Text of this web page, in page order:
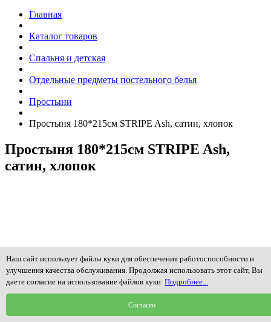
Главная
Каталог товаров
Спальня и детская
Отдельные предметы постельного белья
Простыни
Простыня 180*215см STRIPE Ash, сатин, хлопок
Простыня 180*215см STRIPE Ash,
сатин, хлопок
Наш сайт использует файлы куки для обеспечения работоспособности и
улучшения качества обслуживания. Продолжая использовать этот сайт, Вы
даете согласие на использование файлов куки. Подробнее...
Согласен